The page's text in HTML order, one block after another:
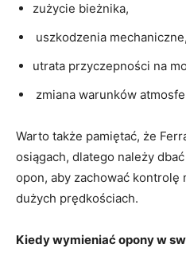
zużycie bieżnika,
​ uszkodzenia mechaniczne,
utrata​ przyczepności na
zmiana⁢ warunków
Warto także pamiętać, że
osiągach,‍ dlatego należy
opon, aby zachować⁤ kontrolę
dużych prędkościach.
Kiedy wymieniać‍ opony w